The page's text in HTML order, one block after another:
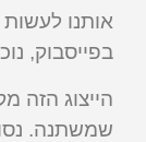
אותנו
בפייסבוק,
הייצוג הזה
שמשתנה.